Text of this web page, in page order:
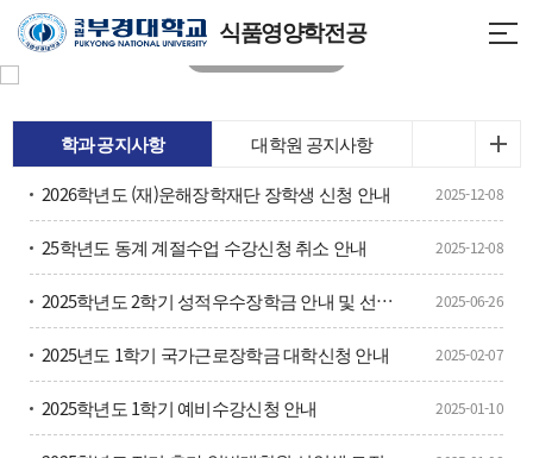
식품영양학전공
학과 공지사항
대학원 공지사항
2026학년도 (재)운해장학재단 장학생 신청 안내
2025-12-08
25학년도 동계 계절수업 수강신청 취소 안내 2025-12-08
2025학년도 2학기 성적우수장학금 안내 및 선발을 위한 토익성적 제출 2025-06-26
2025년도 1학기 국가근로장학금 대학신청 안내 2025-02-07
2025학년도 1학기 예비수강신청 안내 2025-01-10